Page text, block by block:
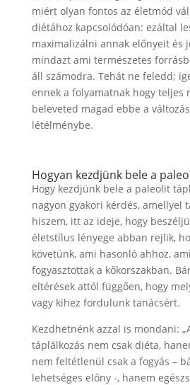
miért olyan fontos az életmód
diétához kapcsolódóan: ezáltal
maximalizálni annak előnyeit és
mindazt ami természetes
áll számodra. Tehát ne feledd;
ennek a folyamatnak hogy teljes
beleveted magad ebbe a
létélménybe.
Hogyan kezdjünk bele a
Hogy kezdjünk bele a paleolit
nagyon gyakori kérdés, amellyel
hiszem, itt az ideje, hogy
életstílus lényege abban rejlik,
követünk, ami hasonló ahhoz,
fogyasztottak a kőkorszakban.
eltérések attól függően, hogy
vagy kihez fordulunk tanácsért.
Kezdhetnénk azzal is mondani:
táplálkozás nem csak diéta,
nem feltétlenül csak a fogyás –
lehetséges előny -, hanem